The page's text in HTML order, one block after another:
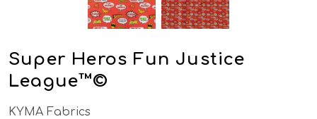
Super Heros Fun Justice
League™©
KYMA Fabrics